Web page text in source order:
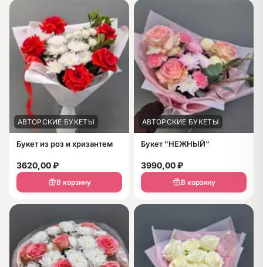
АВТОРСКИЕ БУКЕТЫ
Букет из роз и хризантем
3620,00₽
В корзину
АВТОРСКИЕ БУКЕТЫ
Букет "НЕЖНЫЙ"
3990,00₽
В корзину